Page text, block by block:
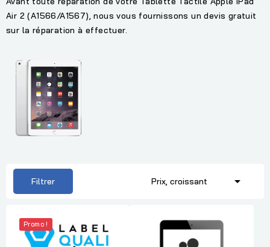
Air 2 (A1566/A1567), nous vous fournissons un devis gratuit
sur la réparation à effectuer.
Filtrer Prix, croissant 
Promo !